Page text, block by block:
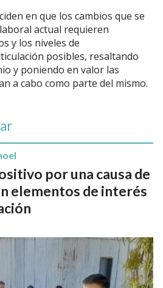
en que los cambios que se
actual requieren
y los niveles de
posibles, resaltando
y poniendo en valor las
a cabo como parte del mismo.
por una causa de
elementos de interés